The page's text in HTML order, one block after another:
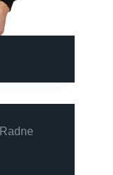
Radne